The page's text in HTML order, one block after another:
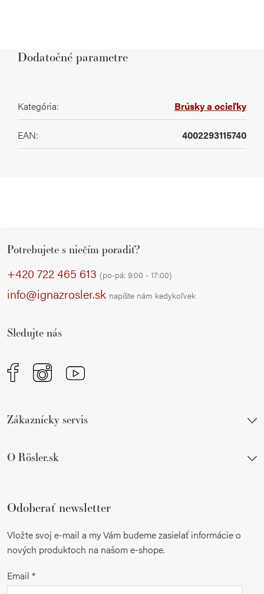
Dodatočné parametre
Kategória: Brúsky a ocieľky
EAN: 4002293115740
Potrebujete s niečím poradiť?
+420 722 465 613 (po-pá: 9:00 - 17:00)
info@ignazrosler.sk napíšte nám kedykoľvek
Sledujte nás
Zákaznícky servis
O Rösler.sk
Odoberať newsletter
Vložte svoj e-mail a my Vám budeme zasielať informácie o
nových produktoch na našom e-shope.
Email